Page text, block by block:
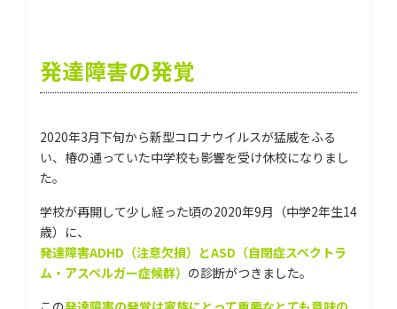
発達障害の発覚
2020年3月下旬から新型コロナウイルスが猛威をふる
い、椿の通っていた中学校も影響を受け休校になりまし
た。
学校が再開して少し経った頃の2020年9月（中学2年生14
歳）に、
発達障害ADHD（注意欠損）とASD（自閉症スペクトラ
ム・アスペルガー症候群） の診断がつきました。